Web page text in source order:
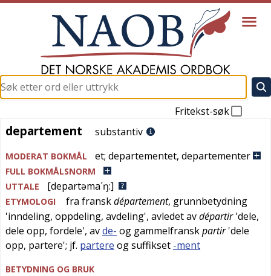
Fritekst-søk
departement
departement substantiv
MODERAT BOKMÅL et; departementet, departementer
FULL BOKMÅLSNORM
UTTALE
[departəma´ŋ:]
ETYMOLOGI fra franskdépartement, grunnbetydning
'inndeling, oppdeling, avdeling', avledet avdépartir'dele,
dele opp, fordele', avde- og gammelfranskpartir'dele
opp, partere'; jf. partere og suffikset -ment
BETYDNING OG BRUK